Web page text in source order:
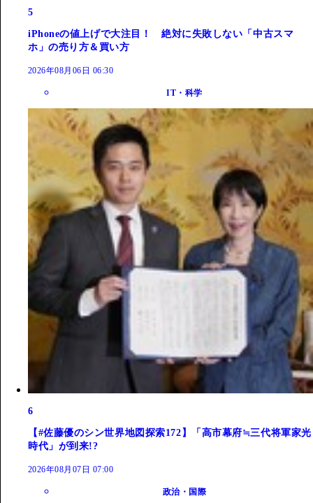
5
iPhoneの値上げで大注目！ 絶対に失敗しない「中古スマ
ホ」の売り方＆買い方
2026年08月06日 06:30
IT・科学
6
【#佐藤優のシン世界地図探索172】「高市幕府≒三代将軍家光
時代」が到来!?
2026年08月07日 07:00
政治・国際